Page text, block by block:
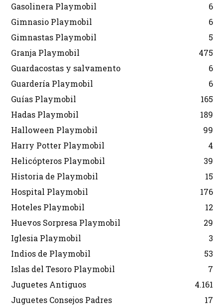
Gasolinera Playmobil
6
Gimnasio Playmobil
6
Gimnastas Playmobil
5
Granja Playmobil
475
Guardacostas y salvamento
6
Guardería Playmobil
6
Guías Playmobil
165
Hadas Playmobil
189
Halloween Playmobil
99
Harry Potter Playmobil
4
Helicópteros Playmobil
39
Historia de Playmobil
15
Hospital Playmobil
176
Hoteles Playmobil
12
Huevos Sorpresa Playmobil
29
Iglesia Playmobil
3
Indios de Playmobil
53
Islas del Tesoro Playmobil
7
Juguetes Antiguos
4.161
Juguetes Consejos Padres
17